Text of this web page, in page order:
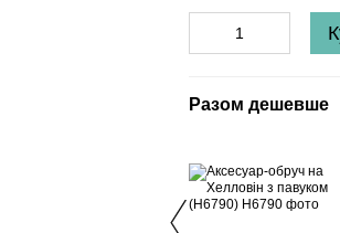
Разом дешевше